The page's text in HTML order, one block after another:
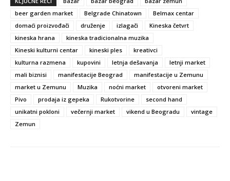
beer garden market
Belgrade Chinatown
Belmax centar
domaći proizvođači
druženje izlagači
Kineska četvrt
kineska hrana
kineska tradicionalna muzika
Kineski kulturni centar
kineski ples
kreativci
kulturna razmena
kupovini letnja dešavanja
letnji market
mali biznisi
manifestacije Beograd
manifestacije u Zemunu
market u Zemunu
Muzika noćni market
otvoreni market
Pivo
prodaja iz gepeka Rukotvorine
second hand
unikatni pokloni
večernji market vikend u Beogradu
vintage
Zemun